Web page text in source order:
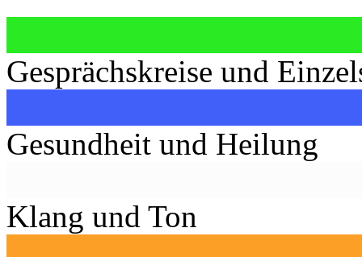
Gesprächskreise und
Gesundheit und Heilung
Klang und Ton